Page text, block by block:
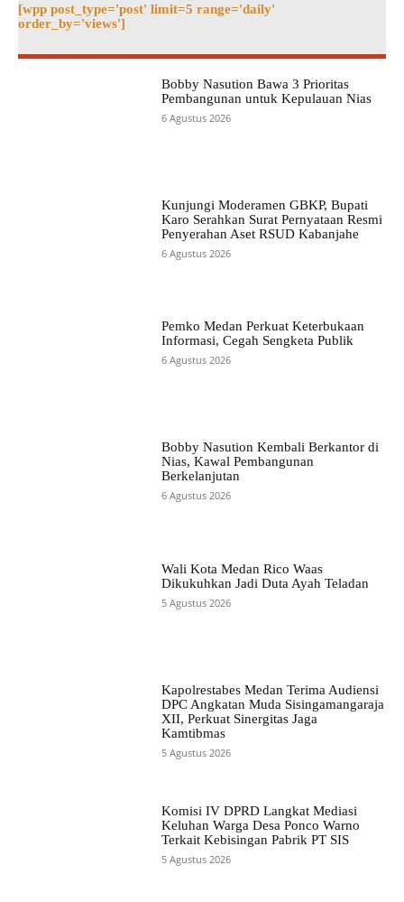
[wpp post_type='post' limit=5 range='daily'
order_by='views']
Bobby Nasution Bawa 3 Prioritas
Pembangunan untuk Kepulauan Nias
6 Agustus 2026
Kunjungi Moderamen GBKP, Bupati
Karo Serahkan Surat Pernyataan Resmi
Penyerahan Aset RSUD Kabanjahe
6 Agustus 2026
Pemko Medan Perkuat Keterbukaan
Informasi, Cegah Sengketa Publik
6 Agustus 2026
Bobby Nasution Kembali Berkantor di
Nias, Kawal Pembangunan
Berkelanjutan
6 Agustus 2026
Wali Kota Medan Rico Waas
Dikukuhkan Jadi Duta Ayah Teladan
5 Agustus 2026
Kapolrestabes Medan Terima Audiensi
DPC Angkatan Muda Sisingamangaraja
XII, Perkuat Sinergitas Jaga
Kamtibmas
5 Agustus 2026
Komisi IV DPRD Langkat Mediasi
Keluhan Warga Desa Ponco Warno
Terkait Kebisingan Pabrik PT SIS
5 Agustus 2026